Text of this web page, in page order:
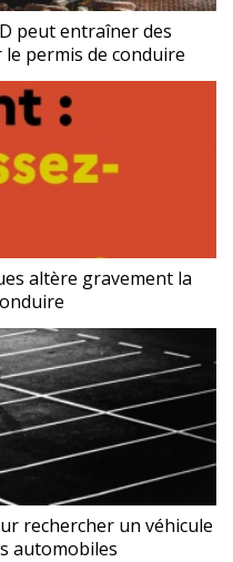
peut entraîner des
permis de conduire
altère gravement la
rechercher un véhicule
automobiles